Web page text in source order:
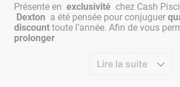
Présente en exclusivité chez Cash
Dexton a été pensée pour conjuguer
discount toute l’année. Afin de vous
prolonger
Lire la suite